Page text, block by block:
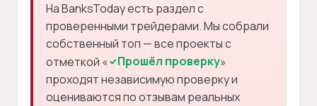
На BanksToday есть раздел с
проверенными трейдерами. Мы собрали
собственный топ — все проекты с
отметкой «
Прошёл проверку»
проходят независимую проверку и
оцениваются по отзывам реальных